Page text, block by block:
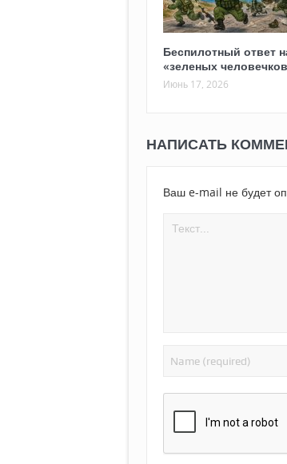
Беспилотный ответ
«зеленых
Июнь 17, 2026
НАПИСАТЬ
Ваш e-mail не будет